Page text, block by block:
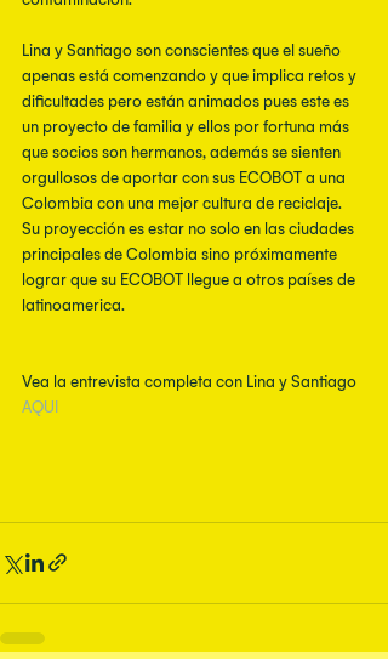
Lina y Santiago son conscientes que el sueño
apenas está comenzando y que implica retos y
dificultades pero están animados pues este es
un proyecto de familia y ellos por fortuna más
que socios son hermanos, además se sienten
orgullosos de aportar con sus ECOBOT a una
Colombia con una mejor cultura de reciclaje.
Su proyección es estar no solo en las ciudades
principales de Colombia sino próximamente
lograr que su ECOBOT llegue a otros países de
latinoamerica.
Vea la entrevista completa con Lina y Santiago
AQUI